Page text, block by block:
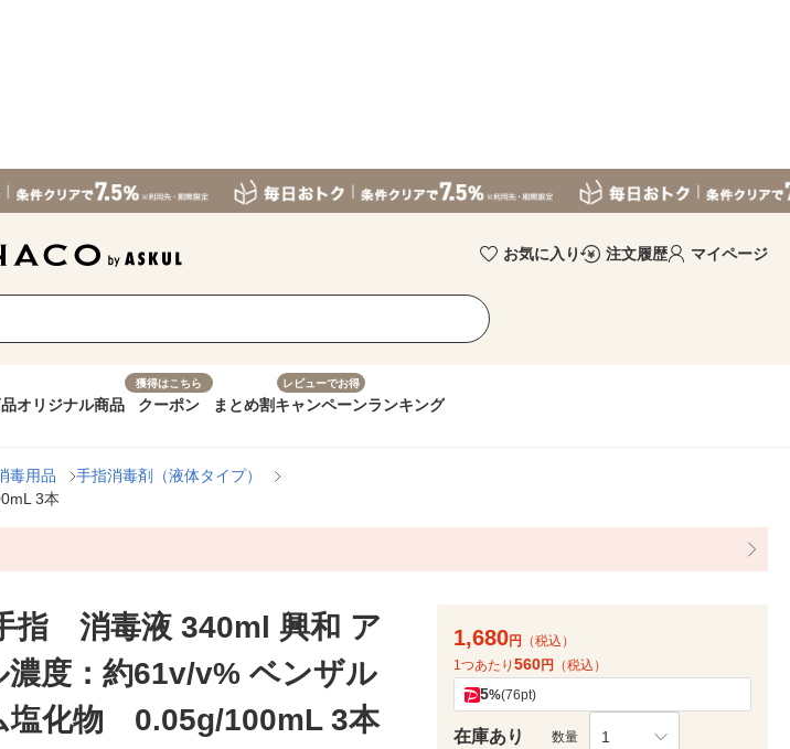
お気に入り 注文履歴 マイページ
オリジナル商品
獲得はこちら
クーポン まとめ割
レビューでお得
キャンペーンランキング
毒用品
手指消毒剤（液体タイプ）
3本
指 消毒液 340ml 興和 ア
濃度：約61v/v% ベンザル
塩化物 0.05g/100mL 3本
1,680円
（税込）
1つあたり 560円 （税込）
5%(76pt)
在庫あり 数量 1